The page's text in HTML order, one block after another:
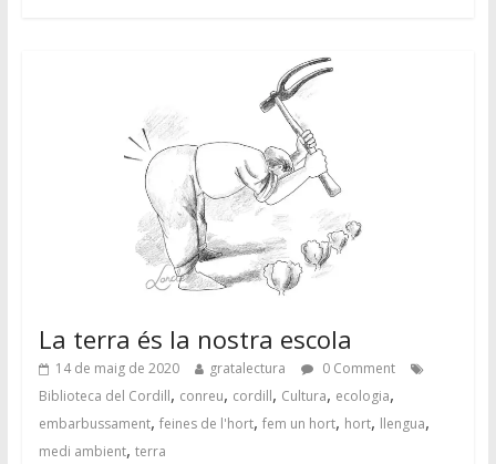
La terra és la nostra escola
14 de maig de 2020 gratalectura
0 Comment
Biblioteca del Cordill, conreu, cordill, Cultura, ecologia,
embarbussament, feines de l'hort, fem un hort, hort, llengua,
medi ambient, terra